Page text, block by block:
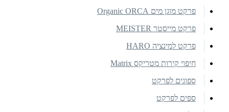
פרקט מוגן מים Organic ORCA
פרקט מייסטר MEISTER
פרקט למינציה HARO
חיפוי קירות מטריקס Matrix
ספוגים לפרקט
ספים לפרקט